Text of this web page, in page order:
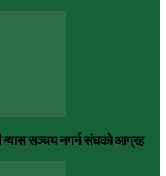
ग्यास सञ्चय नगर्न संघकाे आग्रह